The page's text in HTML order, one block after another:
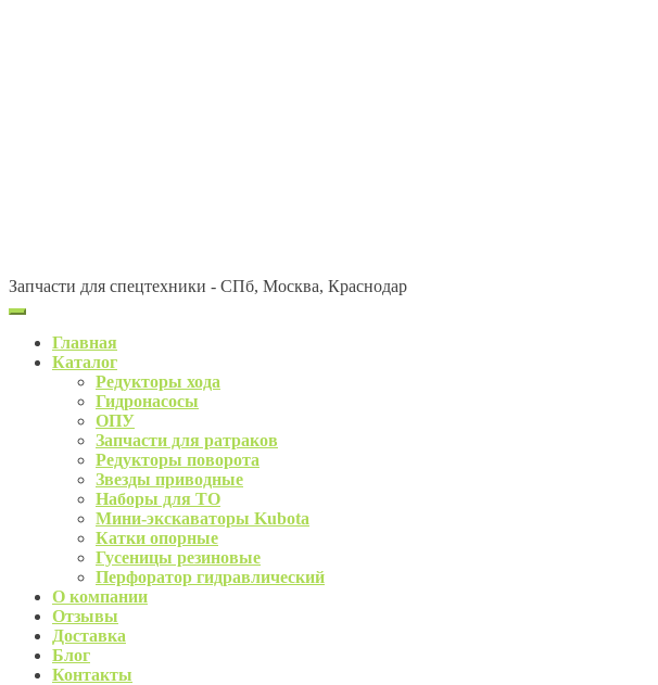
Запчасти для спецтехники - СПб, Москва, Краснодар
Главная
Каталог
Редукторы хода
Гидронасосы
ОПУ
Запчасти для ратраков
Редукторы поворота
Звезды приводные
Наборы для ТО
Мини-экскаваторы Kubota
Катки опорные
Гусеницы резиновые
Перфоратор гидравлический
О компании
Отзывы
Доставка
Блог
Контакты